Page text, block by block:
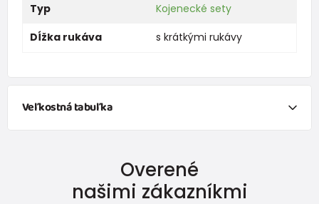
Typ
Kojenecké sety
Dĺžka rukáva
s krátkými rukávy
Veľkostná tabuľka
Výška (cm)
New Baby do 50 do 3,4
Overené
našimi zákazníkmi